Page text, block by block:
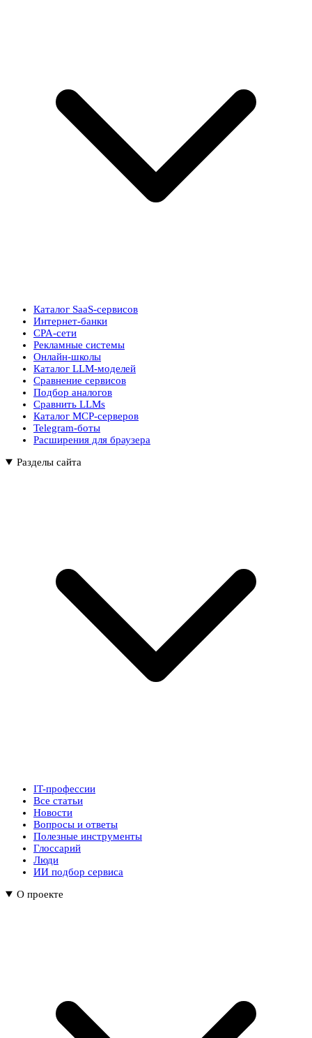
Каталог SaaS-сервисов
Интернет-банки
CPA-сети
Рекламные системы
Онлайн-школы
Каталог LLM-моделей
Сравнение сервисов
Подбор аналогов
Сравнить LLMs
Каталог MCP-серверов
Telegram-боты
Расширения для браузера
Разделы сайта
IT-профессии
Все статьи
Новости
Вопросы и ответы
Полезные инструменты
Глоссарий
Люди
ИИ подбор сервиса
О проекте